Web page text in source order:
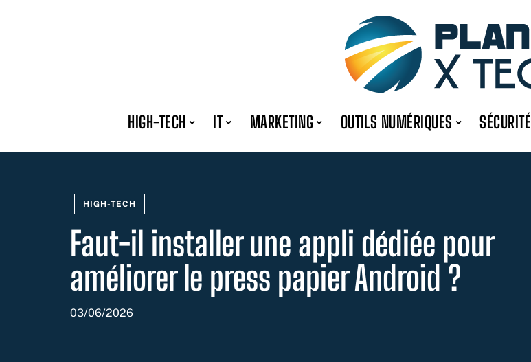
HIGH-TECH IT MARKETING OUTILS NUMÉRIQUES SÉCURITÉ
HIGH-TECH
Faut-il installer une appli dédiée pour
améliorer le press papier Android ?
03/06/2026